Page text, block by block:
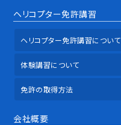
ヘリコプター免許講習
ヘリコプター免許講習について
体験講習について
免許の取得方法
会社概要